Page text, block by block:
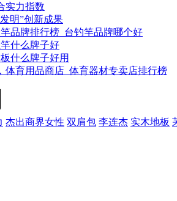
实力指数
明”创新成果
品牌排行榜_台钓竿品牌哪个好
什么牌子好
什么牌子好用
体育用品商店_体育器材专卖店排行榜
杰出商界女性 双肩包 李连杰 实木地板